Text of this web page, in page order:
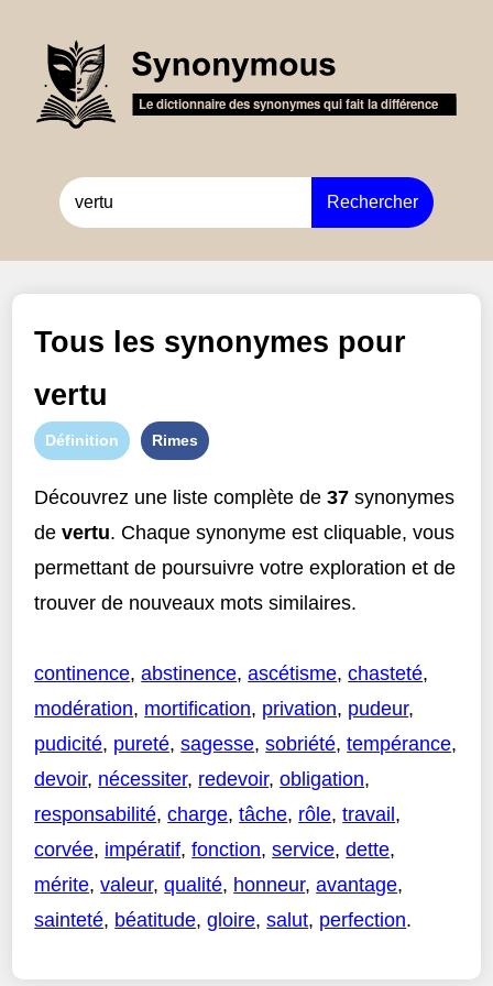
Rechercher
Tous les synonymes pour
vertu
Définition Rimes
Découvrez une liste complète de37 synonymes
devertu. Chaque synonyme est cliquable, vous
permettant de poursuivre votre exploration et de
trouver de nouveaux mots similaires.
continence,abstinence,ascétisme,chasteté,
modération, mortification, privation, pudeur,
pudicité, pureté,sagesse,sobriété,tempérance,
devoir, nécessiter, redevoir,obligation,
responsabilité,charge,tâche, rôle,travail ,
corvée, impératif,fonction,service,dette,
mérite,valeur,qualité, honneur,avantage,
sainteté, béatitude,gloire,salut, perfection.